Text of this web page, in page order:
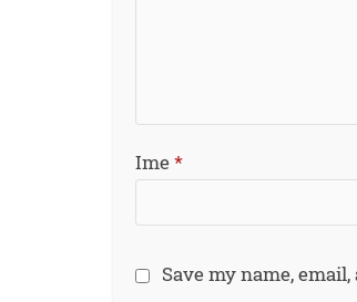
Ime*
Save my name,